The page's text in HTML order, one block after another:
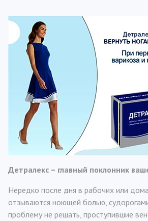
Детралекс – главный поклонник
Нередко после дня в рабочих или
отзываются ноющей болью,
проблему не решать, проступившие